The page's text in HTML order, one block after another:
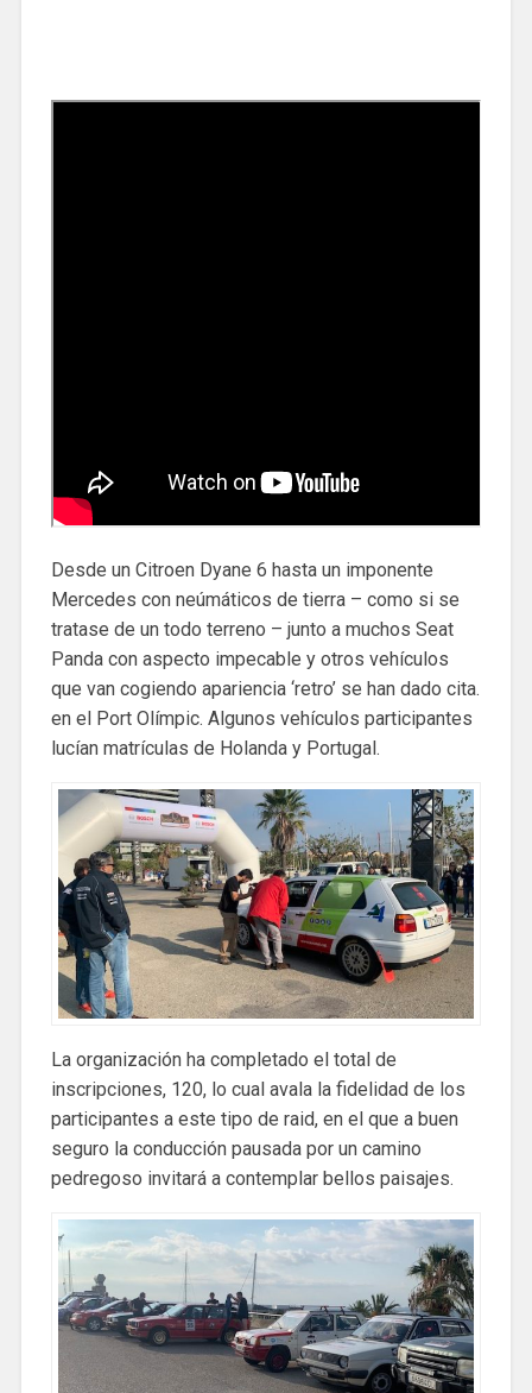
Desde un Citroen Dyane 6 hasta un imponente
Mercedes con neúmáticos de tierra – como si se
tratase de un todo terreno – junto a muchos Seat
Panda con aspecto impecable y otros vehículos
que van cogiendo apariencia ‘retro’ se han dado cita.
en el Port Olímpic. Algunos vehículos participantes
lucían matrículas de Holanda y Portugal.
La organización ha completado el total de
inscripciones, 120, lo cual avala la fidelidad de los
participantes a este tipo de raid, en el que a buen
seguro la conducción pausada por un camino
pedregoso invitará a contemplar bellos paisajes.